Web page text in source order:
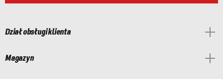
Dział obsługi klienta
Magazyn